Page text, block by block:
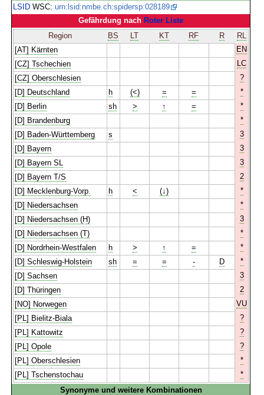
LSID WSC:urn:lsid:nmbe.ch:spidersp:028189
Gefährdung nach Roter Liste
Region
BS LT KT RF R
RL
[AT] Kärnten
EN
[CZ] Tschechien
LC
[CZ] Oberschlesien
?
[D] Deutschland
h (<) = =
*
[D] Berlin
sh > ↑ =
*
[D] Brandenburg
*
[D] Baden-Württemberg
s
3
[D] Bayern
3
[D] Bayern SL
3
[D] Bayern T/S
2
[D] Mecklenburg-Vorp.
h < (↓)
*
[D] Niedersachsen
*
[D] Niedersachsen (H)
3
[D] Niedersachsen (T)
*
[D] Nordrhein-Westfalen
h > ↑ =
*
[D] Schleswig-Holstein
sh = = - D
*
[D] Sachsen
3
[D] Thüringen
2
[NO] Norwegen
VU
[PL] Bielitz-Biala
?
[PL] Kattowitz
?
[PL] Opole
?
[PL] Oberschlesien
*
[PL] Tschenstochau
*
Synonyme und weitere Kombinationen